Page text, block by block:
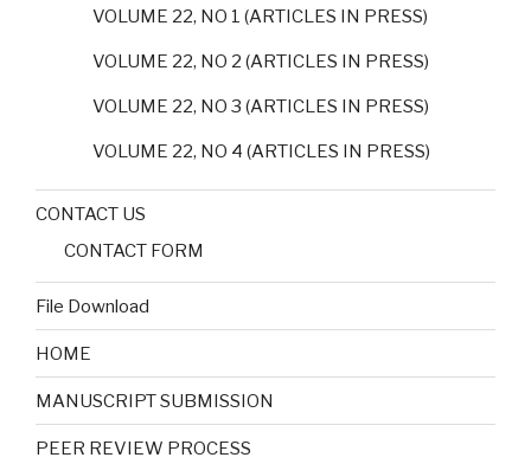
VOLUME 22, NO 1 (ARTICLES IN PRESS)
VOLUME 22, NO 2 (ARTICLES IN PRESS)
VOLUME 22, NO 3 (ARTICLES IN PRESS)
VOLUME 22, NO 4 (ARTICLES IN PRESS)
CONTACT US
CONTACT FORM
File Download
HOME
MANUSCRIPT SUBMISSION
PEER REVIEW PROCESS